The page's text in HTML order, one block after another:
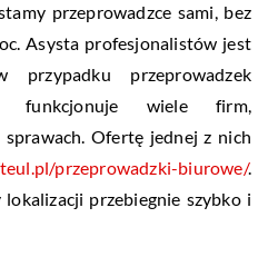
przeprowadzce sami, bez
Asysta profesjonalistów jest
przypadku przeprowadzek
funkcjonuje wiele firm,
Ofertę jednej z nich
przeprowadzki-biurowe/.
przebiegnie szybko i